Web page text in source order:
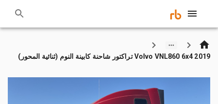
2019 Volvo VNL860 6x4 تراكتور شاحنة كابينة النوم (ثنائية المحور)